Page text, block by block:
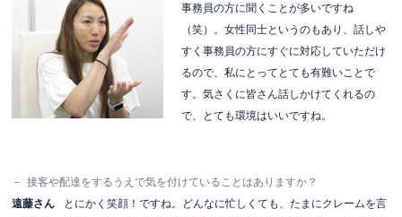
事務員の方に聞くことが多いですね
（笑）。女性同士というのもあり、話しや
すく事務員の方にすぐに対応していただけ
るので、私にとってとても有難いことで
す。気さくに皆さん話しかけてくれるの
で、とても環境はいいですね。
－
接客や配達をするうえで気を付けていることはありますか？
遠藤さん
とにかく笑顔！ですね。どんなに忙しくても、たまにクレームを言